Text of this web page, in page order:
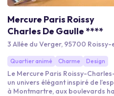
Mercure Paris Roissy
Charles De Gaulle ****
3 Allée du Verger, 95700
Quartier animé Charme Design
Le Mercure Paris Roissy-
un univers élégant inspiré de
à Montmartre, aux boulevards